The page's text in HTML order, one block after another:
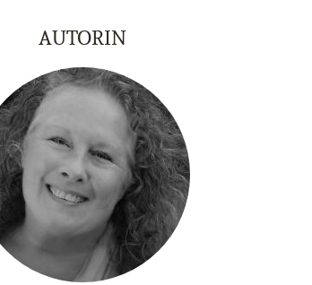
AUTORIN